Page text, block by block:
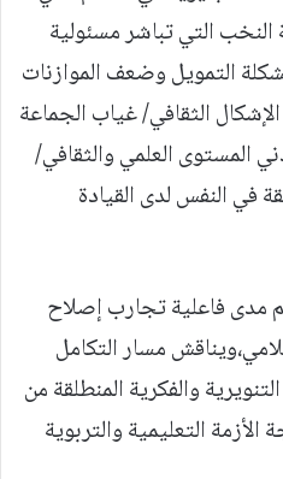
التي تباشر مسئولية
التمويل وضعف الموازنات
الثقافي/ غياب الجماعة
المستوى العلمي والثقافي/
في النفس لدى القيادة
مدى فاعلية تجارب إصلاح
مسار التكامل
والفكرية المنطلقة من
التعليمية والتربوية